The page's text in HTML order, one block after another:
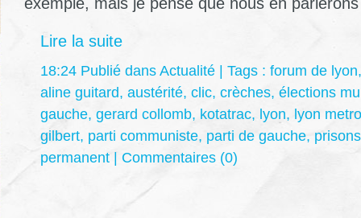
Lire la suite
18:24 Publié dans Actualité | Tags : forum de lyon
aline guitard, austérité, clic, crèches, élections
gauche, gerard collomb, kotatrac, lyon, lyon
gilbert, parti communiste, parti de gauche, prisons
permanent
Commentaires (0)